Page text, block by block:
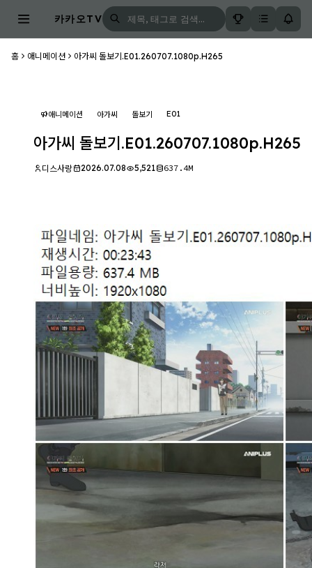
카카오TV
홈 애니메이션 아가씨 돌보기.E01.260707.1080p.H265
애니메이션 아가씨 돌보기 E01
아가씨 돌보기.E01.260707.1080p.H265
디스사랑 2026.07.08 5,521 637.4M